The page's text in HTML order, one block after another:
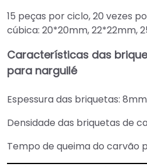
15 peças por ciclo, 20 vezes
cúbica: 20*20mm, 22*22mm,
Características das
para narguilé
Espessura das briquetas:
Densidade das briquetas de
Tempo de queima do carvão